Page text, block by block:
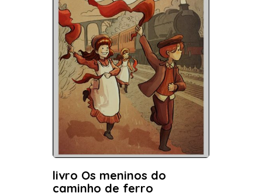
livro Os meninos do
caminho de ferro